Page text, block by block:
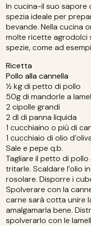
In cucina-il suo sapore
spezia ideale per
bevande. Nella cucina
molte ricette agrodolci
spezie, come ad
Ricetta
Pollo alla cannella
½ kg di petto di pollo
50g di mandorle a
2 cipolle grandi
2 dl di panna liquida
1 cucchiaino o più di
1 cucchiaio di olio
Sale e pepe q.b.
Tagliare il petto di pollo
tritarle. Scaldare l’olio
rosolare. Disporre i
Spolverare con la
carne sarà cotta unire
amalgamarla bene.
spolverarlo con le